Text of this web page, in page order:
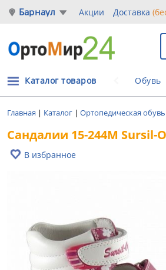
Барнаул Акции Доставка
Обувь
Каталог товаров
Главная | Каталог | Ортопедическая обувь
Сандалии 15-244M Sursil-
В избранное